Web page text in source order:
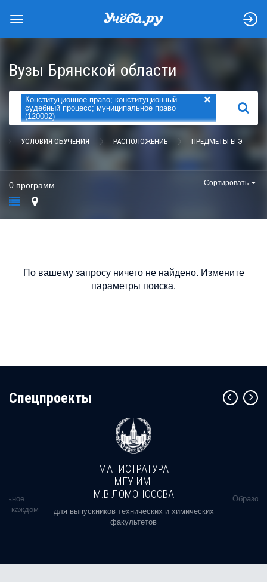
Вузы Брянской области
Конституционное право; конституционный
судебный процесс; муниципальное право
(120002)
×
НАЙТИ
УСЛОВИЯ ОБУЧЕНИЯ РАСПОЛОЖЕНИЕ ПРЕДМЕТЫ ЕГЭ
0 программ Сортировать
По вашему запросу ничего не найдено. Измените
параметры поиска.
Cпецпроекты
в каждом
МАГИСТРАТУРА
МГУ ИМ.
М.В.ЛОМОНОСОВА
для выпускников технических и химических
факультетов